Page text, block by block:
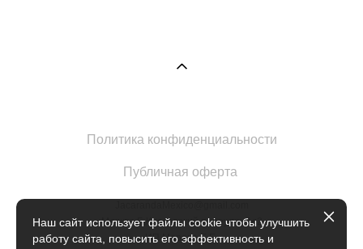
Политика конфиденциальности
Публичная оферта
Москва Б.Кисловский переулок 1с2
ИП Марова Е.Е.
Наш сайт использует файлы cookie чтобы улучшить
работу сайта, повысить его эффективность и